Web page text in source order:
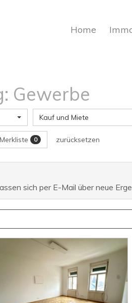
Home
Gewerbe
Kauf und Miete
Merkliste 0 zurücksetzen
sich per E-Mail über neue